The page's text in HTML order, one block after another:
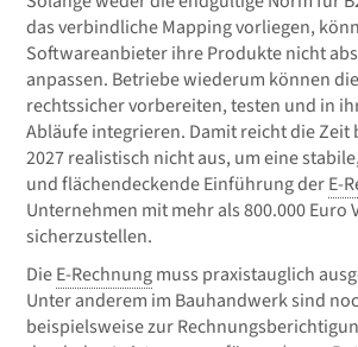
das verbindliche Mapping vorliegen,
Softwareanbieter ihre Produkte nicht
anpassen. Betriebe wiederum können
rechtssicher vorbereiten, testen und in
Abläufe integrieren. Damit reicht die Zeit
2027 realistisch nicht aus, um eine
und flächendeckende Einführung derE-
Unternehmen mit mehr als 800.000 Euro
sicherzustellen.
DieE-Rechnungmuss praxistauglich
Unter anderem im Bauhandwerk sind
beispielsweise zur